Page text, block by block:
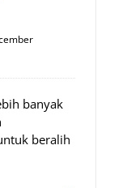
banyak
beralih